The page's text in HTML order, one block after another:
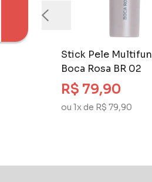
Stick Pele
Boca Rosa BR 02
R$ 79,90
ou 1x de R$ 79,90